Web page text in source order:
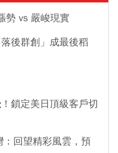
勢 vs 嚴峻現實
後群創」成最後稻
鎖定美日頂級客戶切
回望精彩風雲，預